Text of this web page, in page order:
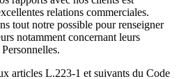
relations commerciales.
tout notre possible pour renseigner
notamment concernant leurs
articles L.223-1 et suivants du Code